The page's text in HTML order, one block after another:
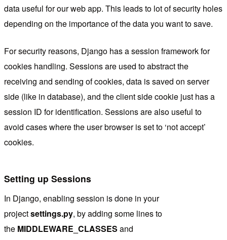
data useful for our web app. This leads to lot of security holes
depending on the importance of the data you want to save.
For security reasons, Django has a session framework for
cookies handling. Sessions are used to abstract the
receiving and sending of cookies, data is saved on server
side (like in database), and the client side cookie just has a
session ID for identification. Sessions are also useful to
avoid cases where the user browser is set to ‘not accept’
cookies.
Setting up Sessions
In Django, enabling session is done in your
projectsettings.py, by adding some lines to
the MIDDLEWARE_CLASSES and